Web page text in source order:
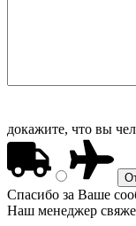
докажите, что вы
Спасибо за Ваше
Наш менеджер